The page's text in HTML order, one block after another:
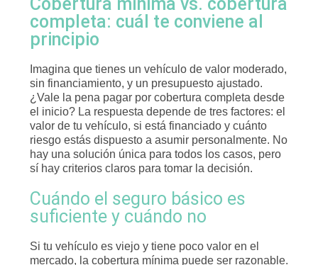
completa: cuál te conviene al
principio
Imagina que tienes un vehículo de valor moderado,
sin financiamiento, y un presupuesto ajustado.
¿Vale la pena pagar por cobertura completa desde
el inicio? La respuesta depende de tres factores: el
valor de tu vehículo, si está financiado y cuánto
riesgo estás dispuesto a asumir personalmente. No
hay una solución única para todos los casos, pero
sí hay criterios claros para tomar la decisión.
Cuándo el seguro básico es
suficiente y cuándo no
Si tu vehículo es viejo y tiene poco valor en el
mercado, la cobertura mínima puede ser razonable.